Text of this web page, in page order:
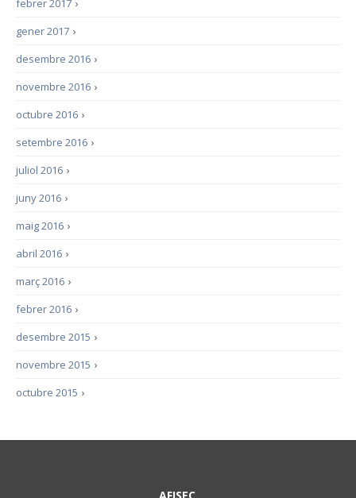
›
febrer 2017
›
gener 2017
›
desembre 2016
›
novembre 2016
›
octubre 2016
›
setembre 2016
›
juliol 2016
›
juny 2016
›
maig 2016
›
abril 2016
›
març 2016
›
febrer 2016
›
desembre 2015
›
novembre 2015
›
octubre 2015